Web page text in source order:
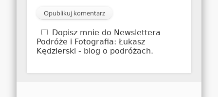
Dopisz mnie do Newslettera
Podróże i Fotografia: Łukasz
Kędzierski - blog o podróżach.